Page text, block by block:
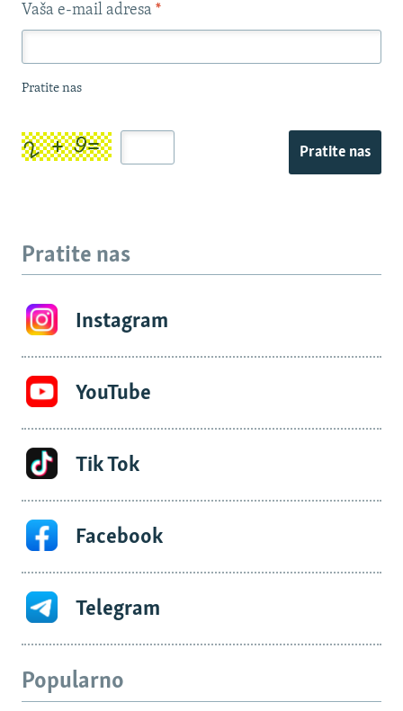
Vaša e-mail adresa *
Pratite nas
Pratite nas
Pratite nas
Instagram
YouTube
Tik Tok
Facebook
Telegram
Popularno